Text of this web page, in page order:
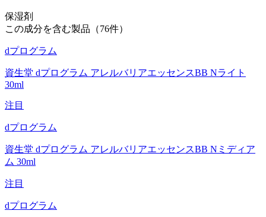
保湿剤
この成分を含む製品（76件）
dプログラム
資生堂 dプログラム アレルバリアエッセンスBB Nライト
30ml
注目
dプログラム
資生堂 dプログラム アレルバリアエッセンスBB Nミディア
ム 30ml
注目
dプログラム